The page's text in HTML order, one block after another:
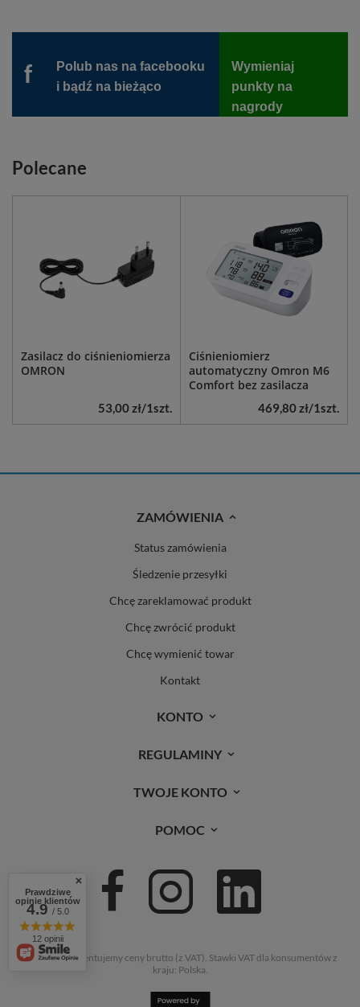
f
Polub nas na facebooku
i bądź na bieżąco
Wymieniaj
punkty na
nagrody
Polecane
Zasilacz do ciśnieniomierza
OMRON
53,00 zł/1szt.
Ciśnieniomierz
automatyczny Omron M6
Comfort bez zasilacza
469,80 zł/1szt.
ZAMÓWIENIA
Status zamówienia
Śledzenie przesyłki
Chcę zareklamować produkt
Chcę zwrócić produkt
Chcę wymienić towar
Kontakt
KONTO
REGULAMINY
TWOJE KONTO
POMOC
W sklepie prezentujemy ceny brutto (z VAT). Stawki VAT dla konsumentów z
kraju: Polska
Prawdziwe
opinie klientów
4.9/ 5.0
12 opinii